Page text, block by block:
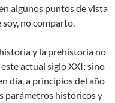
algunos puntos de vista
no comparto.
y la prehistoria no
actual siglo XXI; sino
día, a principios del año
parámetros históricos y